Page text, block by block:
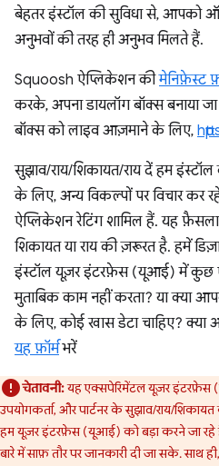
बेहतर इंस्टॉल की सुविधा से, आपको
अनुभवों की तरह ही अनुभव मिलते हैं.
Squoosh ऐप्लिकेशन कीमेनिफ़ेस्ट
करके, अपना डायलॉग बॉक्स बनाया
बॉक्स को लाइव आज़माने के लिए,
सुझाव/राय/शिकायत/राय दें हम
के लिए, अन्य विकल्पों पर विचार कर
ऐप्लिकेशन रेटिंग शामिल हैं. यह
शिकायत या राय की ज़रूरत है. हमें
इंस्टॉल यूज़र इंटरफ़ेस (यूआई) में कुछ
मुताबिक काम नहीं करता? या क्या
के लिए, कोई खास डेटा चाहिए? क्या
यह फ़ॉर्मभरें
चेतावनी:यह एक्सपेरिमेंटल यूज़र
उपयोगकर्ता, और पार्टनर के सुझाव/राय/
हम यूज़र इंटरफ़ेस (यूआई) को बड़ा करने जा रहे
बारे में साफ़ तौर पर जानकारी दी जा सके.